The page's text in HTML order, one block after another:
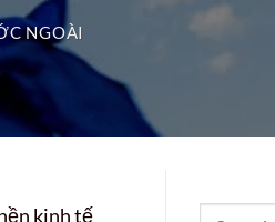
NGOÀI
kinh tế